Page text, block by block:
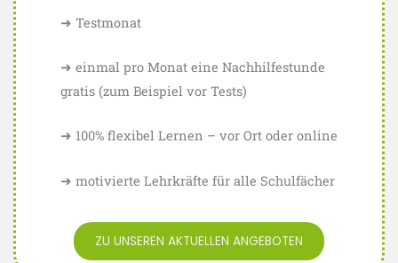
➜ Testmonat
➜ einmal pro Monat eine Nachhilfestunde
gratis (zum Beispiel vor Tests)
➜ 100% flexibel Lernen – vor Ort oder online
➜ motivierte Lehrkräfte für alle Schulfächer
ZU UNSEREN AKTUELLEN ANGEBOTEN